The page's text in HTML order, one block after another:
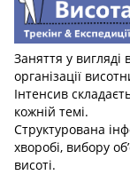
Заняття у
організації
Інтенсив
кожній темі.
Структурована
хворобі, вибору
висоті.